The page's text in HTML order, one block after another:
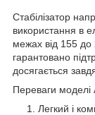
Стабілізатор
використання в
межах від 155 до
гарантовано
досягається
Переваги
Легкий і